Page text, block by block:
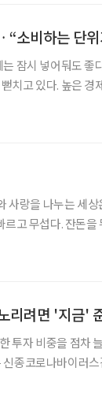
“소비하는 단
잠시 넣어둬도 좋
여유로운 시간으로
리려면 '지금'
투자 비중을 점차
종코로나바이러